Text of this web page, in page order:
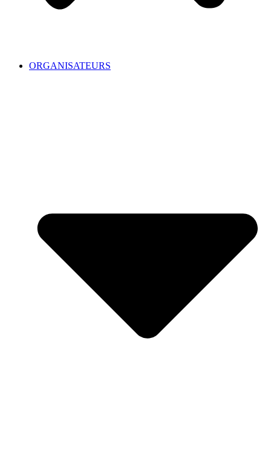
ORGANISATEURS